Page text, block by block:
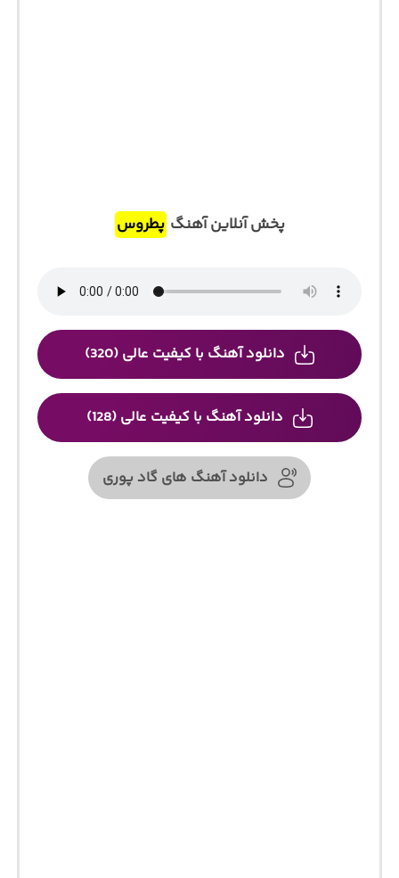
پخش آنلاین آهنگ پطروس
دانلود آهنگ با کیفیت عالی (320)
دانلود آهنگ با کیفیت عالی (128)
دانلود آهنگ های گاد پوری